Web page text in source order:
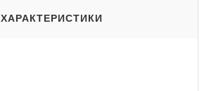
ХАРАКТЕРИСТИКИ